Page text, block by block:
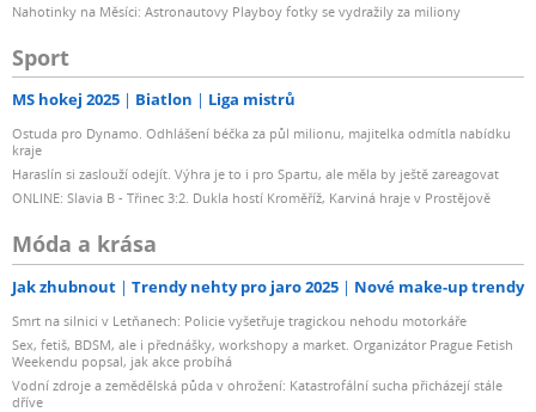
Nahotinky na Měsíci: Astronautovy Playboy fotky se vydražily za miliony
Sport
MS hokej 2025 Biatlon Liga mistrů
Ostuda pro Dynamo. Odhlášení béčka za půl milionu, majitelka odmítla nabídku
kraje
Haraslín si zaslouží odejít. Výhra je to i pro Spartu, ale měla by ještě zareagovat
ONLINE: Slavia B - Třinec 3:2. Dukla hostí Kroměříž, Karviná hraje v Prostějově
Móda a krása
Jak zhubnout Trendy nehty pro jaro 2025 Nové make-up trendy
Smrt na silnici v Letňanech: Policie vyšetřuje tragickou nehodu motorkáře
Sex, fetiš, BDSM, ale i přednášky, workshopy a market. Organizátor Prague Fetish
Weekendu popsal, jak akce probíhá
Vodní zdroje a zemědělská půda v ohrožení: Katastrofální sucha přicházejí stále
dříve